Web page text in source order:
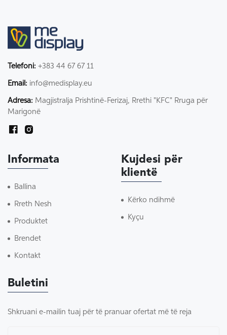
Telefoni: +383 44 67 67 11
Email: info@medisplay.eu
Adresa: Magjistralja Prishtinë-Ferizaj, Rrethi "KFC" Rruga për
Marigonë
Informata
Ballina
Rreth Nesh
Produktet
Brendet
Kontakt
Kujdesi për
klientë
Kërko ndihmë
Kyçu
Buletini
Shkruani e-mailin tuaj për të pranuar ofertat më të reja